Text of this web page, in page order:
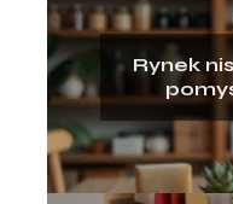
Rynek